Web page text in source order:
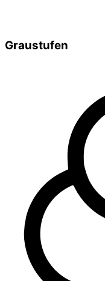
Graustufen